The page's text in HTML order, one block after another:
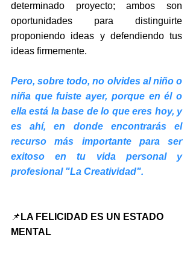
determinado proyecto; ambos son
oportunidades para distinguirte
proponiendo ideas y defendiendo tus
ideas firmemente.
Pero, sobre todo, no olvides al niño o
niña que fuiste ayer, porque en él o
ella está la base de lo que eres hoy, y
es ahí, en donde encontrarás el
recurso más importante para ser
exitoso en tu vida personal y
profesional "La Creatividad".
📌 LA FELICIDAD ES UN ESTADO
MENTAL